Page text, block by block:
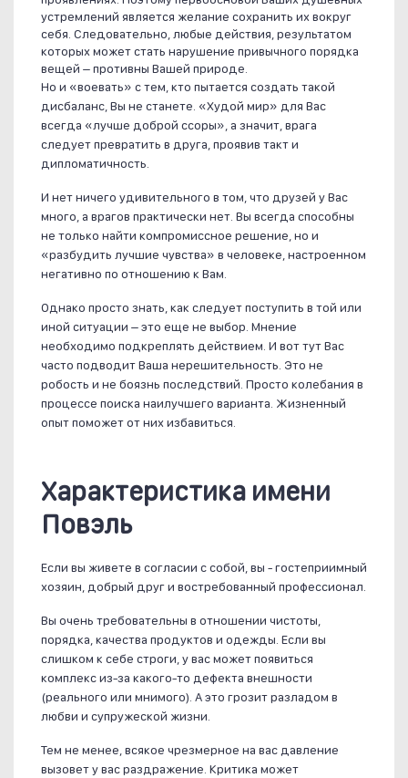
устремлений является желание сохранить их вокруг
себя. Следовательно, любые действия, результатом
которых может стать нарушение привычного порядка
вещей – противны Вашей природе.
Но и «воевать» с тем, кто пытается создать такой
дисбаланс, Вы не станете. «Худой мир» для Вас
всегда «лучше доброй ссоры», а значит, врага
следует превратить в друга, проявив такт и
дипломатичность.
И нет ничего удивительного в том, что друзей у Вас
много, а врагов практически нет. Вы всегда способны
не только найти компромиссное решение, но и
«разбудить лучшие чувства» в человеке, настроенном
негативно по отношению к Вам.
Однако просто знать, как следует поступить в той или
иной ситуации – это еще не выбор. Мнение
необходимо подкреплять действием. И вот тут Вас
часто подводит Ваша нерешительность. Это не
робость и не боязнь последствий. Просто колебания в
процессе поиска наилучшего варианта. Жизненный
опыт поможет от них избавиться.
Характеристика имени
Повэль
Если вы живете в согласии с собой, вы - гостеприимный
хозяин, добрый друг и востребованный профессионал.
Вы очень требовательны в отношении чистоты,
порядка, качества продуктов и одежды. Если вы
слишком к себе строги, у вас может появиться
комплекс из-за какого-то дефекта внешности
(реального или мнимого). А это грозит разладом в
любви и супружеской жизни.
Тем не менее, всякое чрезмерное на вас давление
вызовет у вас раздражение. Критика может